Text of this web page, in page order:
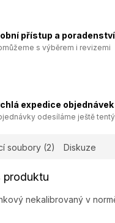
přístup a poradenství
s výběrem i revizemi
expedice objednávek
odesíláme ještě
soubory (2) Diskuze
produktu
nekalibrovaný v